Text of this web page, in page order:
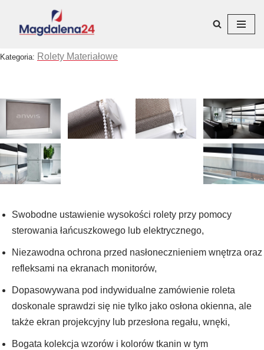
Przejdź
treści
Kategoria: Rolety Materiałowe
Swobodne ustawienie wysokości rolety przy pomocy
sterowania łańcuszkowego lub elektrycznego,
Niezawodna ochrona przed nasłonecznieniem wnętrza oraz
refleksami na ekranach monitorów,
Dopasowywana pod indywidualne zamówienie roleta
doskonale sprawdzi się nie tylko jako osłona okienna, ale
także ekran projekcyjny lub przesłona regału, wnęki,
Bogata kolekcja wzorów i kolorów tkanin w tym